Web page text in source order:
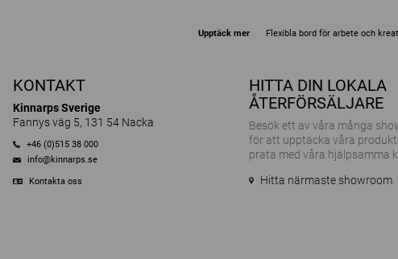
Upptäck mer Flexibla bord för arbete och
KONTAKT
Kinnarps Sverige
Fannys väg 5, 131 54 Nacka
+46 (0)515 38 000
info@kinnarps.se
Kontakta oss
HITTA DIN LOKALA
ÅTERFÖRSÄLJARE
Besök ett av våra många
för att upptäcka våra
prata med våra hjälpsamma
Hitta närmaste showroom